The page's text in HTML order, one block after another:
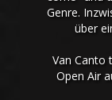
Genre.
über
Van Canto
Open Air